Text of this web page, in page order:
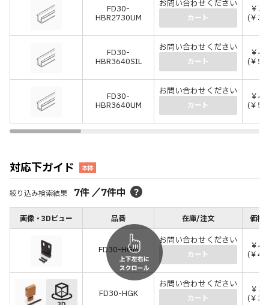
FD30-
HBR2730UM
お問い合わせください
カート
￥
(￥
FD30-
HBR3640SIL
お問い合わせください
カート
￥
(￥
FD30-
HBR3640UM
お問い合わせください
カート
￥
(￥
対応下ガイド 本体
絞り込み検索結果 7件／7件中
画像・3Dビュー 品番 在庫/注文 価格(
FD30-HGM
お問い合わせください
カート
￥
(￥
FD30-HGK
お問い合わせください
カート
￥
(￥